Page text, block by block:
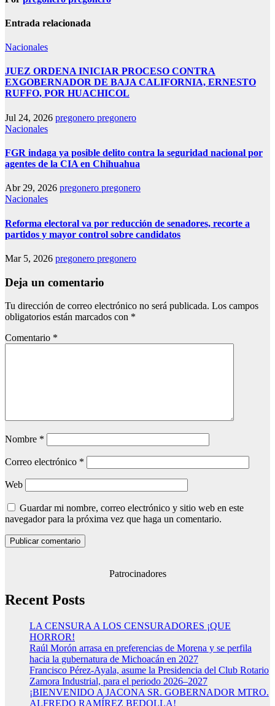
Entrada relacionada
Nacionales
JUEZ ORDENA INICIAR PROCESO CONTRA
EXGOBERNADOR DE BAJA CALIFORNIA, ERNESTO
RUFFO, POR HUACHICOL
Jul 24, 2026 pregonero pregonero
Nacionales
FGR indaga ya posible delito contra la seguridad nacional por
agentes de la CIA en Chihuahua
Abr 29, 2026 pregonero pregonero
Nacionales
Reforma electoral va por reducción de senadores, recorte a
partidos y mayor control sobre candidatos
Mar 5, 2026 pregonero pregonero
Deja un comentario
Tu dirección de correo electrónico no será publicada. Los campos
obligatorios están marcados con *
Comentario *
Nombre *
Correo electrónico *
Web
Guardar mi nombre, correo electrónico y sitio web en este
navegador para la próxima vez que haga un comentario.
Patrocinadores
Recent Posts
LA CENSURA A LOS CENSURADORES ¡QUE
HORROR!
Raúl Morón arrasa en preferencias de Morena y se perfila
hacia la gubernatura de Michoacán en 2027
Francisco Pérez-Ayala, asume la Presidencia del Club Rotario
Zamora Industrial, para el periodo 2026–2027
¡BIENVENIDO A JACONA SR. GOBERNADOR MTRO.
ALFREDO RAMÍREZ BEDOLLA!